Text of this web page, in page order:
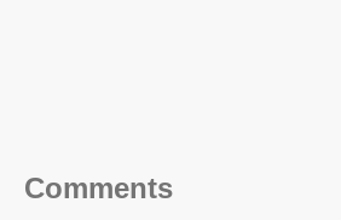
Comments